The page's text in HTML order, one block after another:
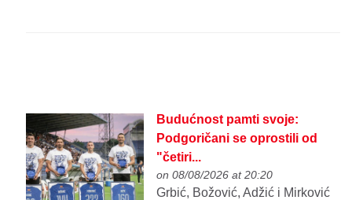
Budućnost pamti svoje:
Podgoričani se oprostili od
"četiri...
on 08/08/2026 at 20:20
Grbić, Božović, Adžić i Mirković